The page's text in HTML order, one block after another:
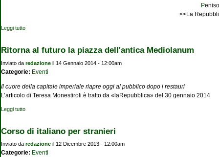
P
<<La
Leggi tutto
Ritorna al futuro la piazza dell'antica Mediolanum
Inviato da redazione il 14 Gennaio 2014 - 12:00am
Categorie: Eventi
Il cuore della capitale imperiale riapre oggi al pubblico dopo i restauri
L’articolo di Teresa Monestiroli è tratto da «laRepubblica» del 30 gennaio 2014
Leggi tutto
Corso di italiano per stranieri
Inviato da redazione il 12 Dicembre 2013 - 12:00am
Categorie: Eventi